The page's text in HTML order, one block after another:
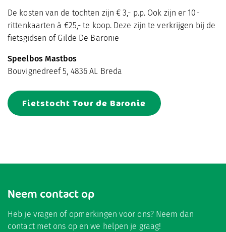
De kosten van de tochten zijn € 3,- p.p. Ook zijn er 10-
rittenkaarten à €25,- te koop. Deze zijn te verkrijgen bij de
fietsgidsen of Gilde De Baronie
Speelbos Mastbos
Bouvignedreef 5, 4836 AL Breda
Fietstocht Tour de Baronie
Neem contact op
Heb je vragen of opmerkingen voor ons? Neem dan
contact met ons op en we helpen je graag!